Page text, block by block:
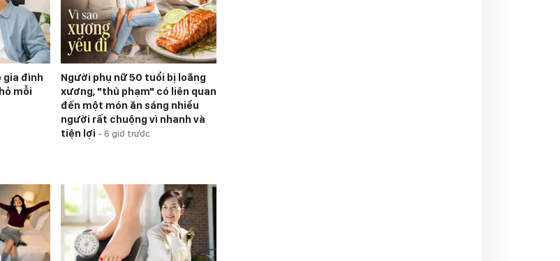
gia đình
mỗi
Người phụ nữ 50 tuổi bị loãng
xương, "thủ phạm" có liên quan
đến một món ăn sáng nhiều
người rất chuộng vì nhanh và
tiện lợi - 6 giờ trước